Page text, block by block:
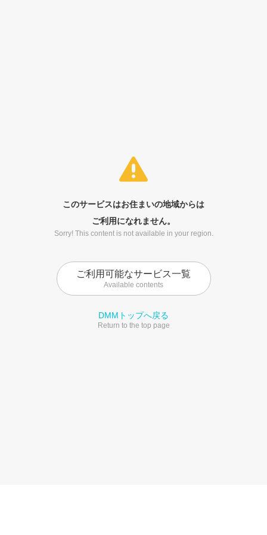
このサービスはお住まいの地域からは
ご利用になれません。
Sorry! This content is not available in your region.
ご利用可能なサービス一覧
Available contents
DMMトップへ戻る
Return to the top page